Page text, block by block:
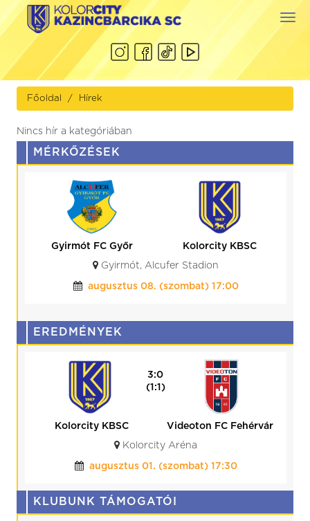
Főoldal Hírek
Nincs hír a kategóriában
MÉRKŐZÉSEK
Gyirmót FC Győr
Kolorcity KBSC
Gyirmót, Alcufer Stadion
augusztus 08. (szombat) 17:00
EREDMÉNYEK
3:0
(1:1)
Kolorcity KBSC
Videoton FC Fehérvár
Kolorcity Aréna
augusztus 01. (szombat) 17:30
KLUBUNK TÁMOGATÓI